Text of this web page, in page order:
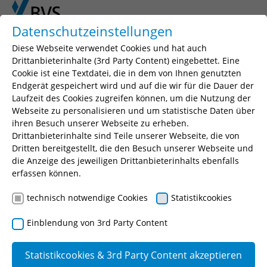
Skip to main content
Skip to page footer
Seminarsuche
Geben Sie einen Suchbegriff, Ihr gewünschtes
Seminar oder eine Seminarnummer ein.
Suchen
Talente entdecken - Kompetenzen
entwickeln
Einführung
Datenschutzeinstellungen
Diese Webseite verwendet Cookies und hat auch
Drittanbieterinhalte (3rd Party Content) eingebettet. Eine
Cookie ist eine Textdatei, die in dem von Ihnen genutzten
Endgerät gespeichert wird und auf die wir für die Dauer der
Laufzeit des Cookies zugreifen können, um die Nutzung der
Webseite zu personalisieren und um statistische Daten über
ihren Besuch unserer Webseite zu erheben.
Drittanbieterinhalte sind Teile unserer Webseite, die von
Dritten bereitgestellt, die den Besuch unserer Webseite und
die Anzeige des jeweiligen Drittanbieterinhalts ebenfalls
erfassen können.
technisch notwendige Cookies Statistikcookies
Einblendung von 3rd Party Content
Statistikcookies & 3rd Party Content akzeptieren